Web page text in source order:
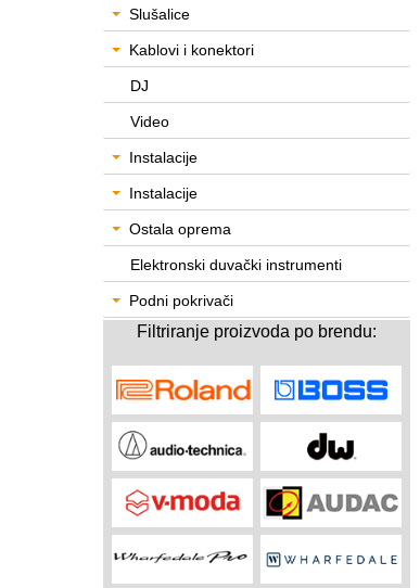
Slušalice
Kablovi i konektori
DJ
Video
Instalacije
Instalacije
Ostala oprema
Elektronski duvački instrumenti
Podni pokrivači
Filtriranje proizvoda po brendu: